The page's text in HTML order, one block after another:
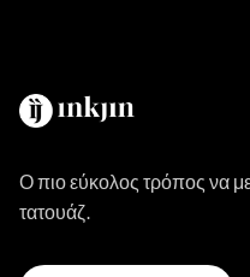
Ο πιο εύκολος τρόπος να
τατουάζ.